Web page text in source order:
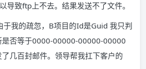
导致ftp上不去。结果发送不了文件。
于我的疏忽，B项目的Id是Guid 我只判
是否等于0000-00000-00000-00000
几百封邮件。领导帮我扛下客户的